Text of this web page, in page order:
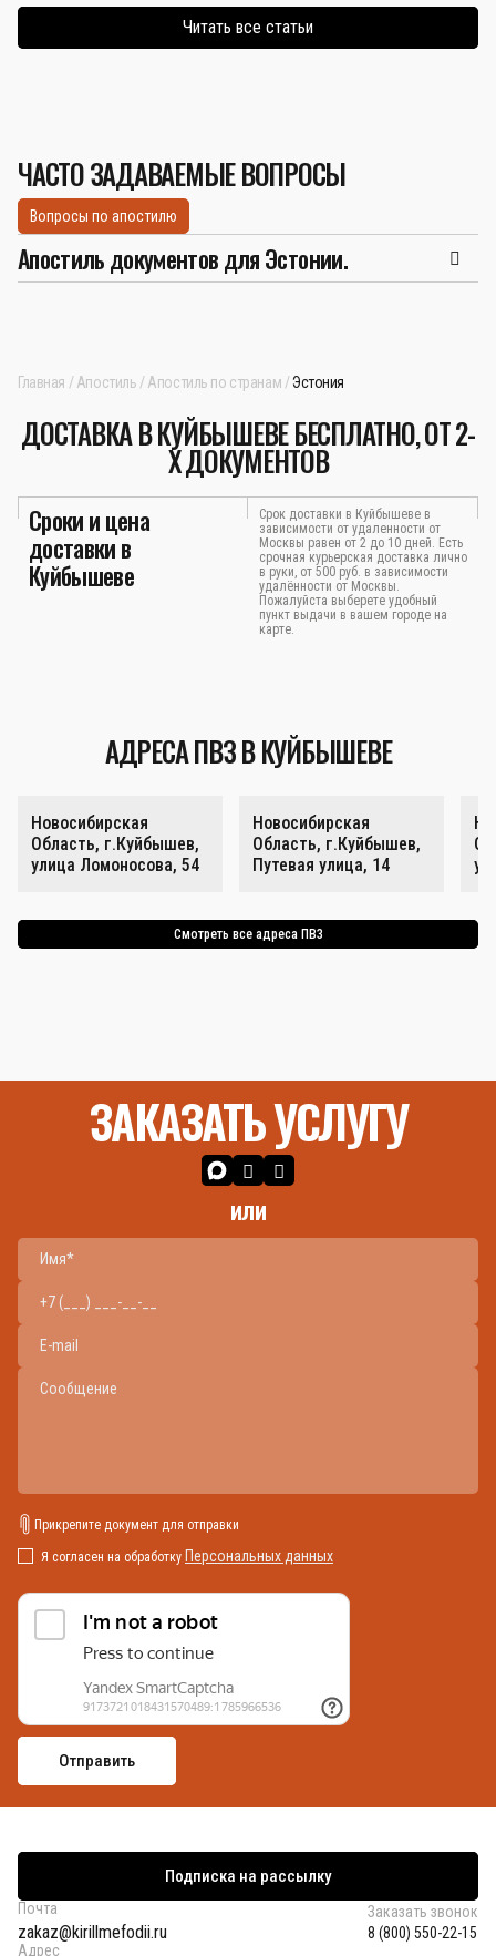
Читать все статьи
ЧАСТО ЗАДАВАЕМЫЕ ВОПРОСЫ
Вопросы по апостилю
Апостиль документов для Эстонии.
Главная Апостиль Апостиль по странам Эстония
ДОСТАВКА В КУЙБЫШЕВЕ БЕСПЛАТНО, ОТ 2-
Х ДОКУМЕНТОВ
Сроки и цена
доставки в
Куйбышеве
Срок доставки в Куйбышеве в
зависимости от удаленности от
Москвы равен от 2 до 10 дней. Есть
срочная курьерская доставка лично
в руки, от 500 руб. в зависимости
удалённости от Москвы.
Пожалуйста выберете удобный
пункт выдачи в вашем городе на
карте.
АДРЕСА ПВЗ В КУЙБЫШЕВЕ
Новосибирская
Область, г.Куйбышев,
улица Ломоносова, 54
Новосибирская
Область, г.Куйбышев,
Путевая улица, 14
Смотреть все адреса ПВЗ
ЗАКАЗАТЬ УСЛУГУ
или
Прикрепите документ для отправки
Я согласен на обработку Персональных данных
Подписка на рассылку
Почта
zakaz@kirillmefodii.ru
Заказать звонок
8 (800) 550-22-15
Адрес